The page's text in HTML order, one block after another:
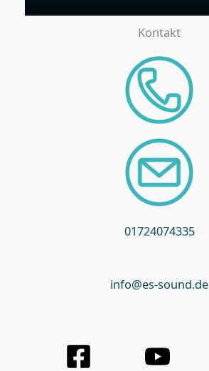
Kontakt
01724074335
info@es-sound.de